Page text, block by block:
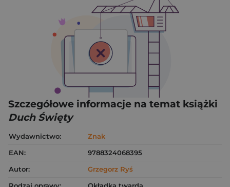
Szczegółowe informacje na temat książki
Duch Święty
Wydawnictwo:
Znak
EAN:
9788324068395
Autor:
Grzegorz Ryś
Rodzaj oprawy:
Okładka twarda